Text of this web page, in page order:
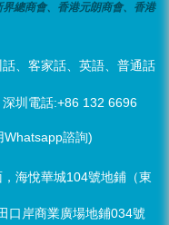
總商會、香港元朗商會、香港
、客家話、英語、普通話
圳電話:+86 132 6696
諮詢)
海悅華城104號地鋪（東
口岸商業廣場地鋪034號